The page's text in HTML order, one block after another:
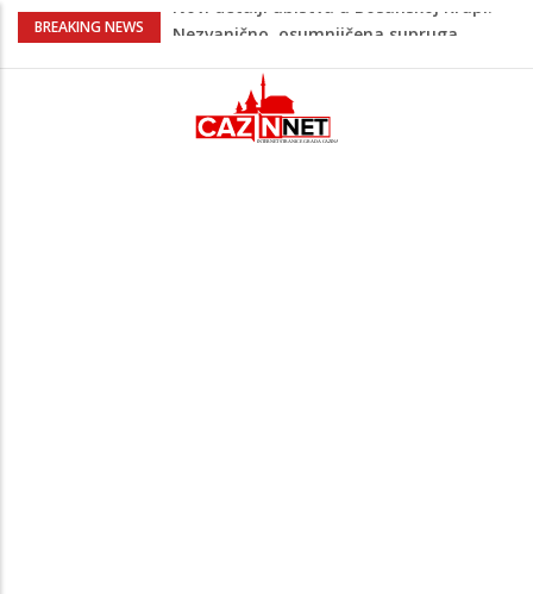
BREAKING NEWS
Na Ahiret preselila Bešić (rođ. Blažević)
Na Ahiret preselio ŠUPUK (Refik) ŠEFIK
Evo koje države su zasad za, a koje
protiv Infantina na izborima: Srbija i